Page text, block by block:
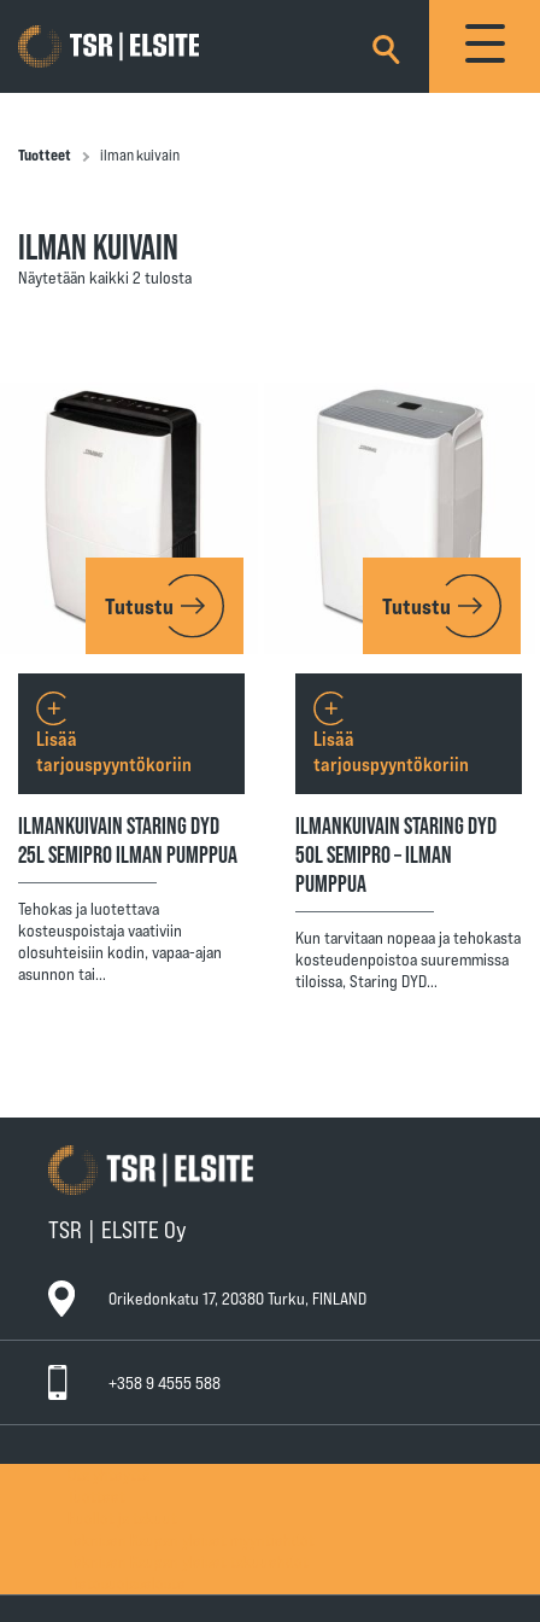
×
Tuotteet ilman kuivain
ILMAN KUIVAIN
Näytetään kaikki 2 tulosta
Tutustu
ILMANKUIVAIN STARING DYD
25L SEMIPRO ILMAN PUMPPUA
Tehokas ja luotettava
kosteuspoistaja vaativiin
olosuhteisiin kodin, vapaa-ajan
asunnon tai…
Lisää
tarjouspyyntökoriin
Tutustu
ILMANKUIVAIN STARING DYD
50L SEMIPRO – ILMAN
PUMPPUA
Kun tarvitaan nopeaa ja tehokasta
kosteudenpoistoa suuremmissa
tiloissa, Staring DYD…
Lisää
tarjouspyyntökoriin
TSR | ELSITE Oy
Orikedonkatu 17, 20380 Turku, FINLAND
+358 9 4555 588